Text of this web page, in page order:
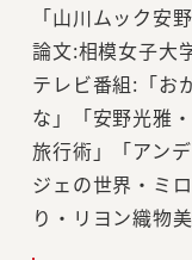
「山川ムック安
論文:相模女子大
テレビ番組:「お
な」「安野光雅
旅行術」「アン
ジェの世界・ミ
り・リヨン織物